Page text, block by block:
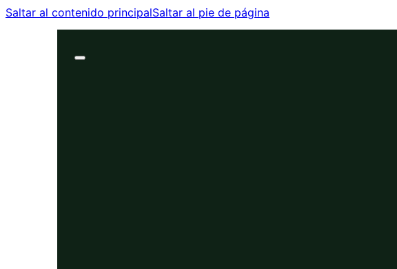
Saltar al contenido principalSaltar al pie de página